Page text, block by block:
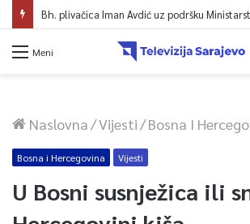
Meni
Naslovna/Vijesti/Bosna I
Bosna i Hercegovina Vijesti
U Bosni susnježica ili